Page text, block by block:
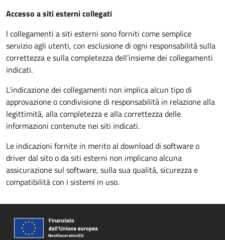
Accesso a siti esterni collegati
I collegamenti a siti esterni sono forniti come semplice
servizio agli utenti, con esclusione di ogni responsabilità sulla
correttezza e sulla completezza dell’insieme dei collegamenti
indicati.
L’indicazione dei collegamenti non implica alcun tipo di
approvazione o condivisione di responsabilità in relazione alla
legittimità, alla completezza e alla correttezza delle
informazioni contenute nei siti indicati.
Le indicazioni fornite in merito al download di software o
driver dal sito o da siti esterni non implicano alcuna
assicurazione sul software, sulla sua qualità, sicurezza e
compatibilità con i sistemi in uso.